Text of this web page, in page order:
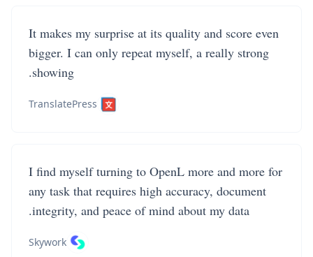
It makes my surprise at its quality and score even
bigger. I can only repeat myself, a really strong
showing.
TranslatePress
I find myself turning to OpenL more and more for
any task that requires high accuracy, document
integrity, and peace of mind about my data.
Skywork